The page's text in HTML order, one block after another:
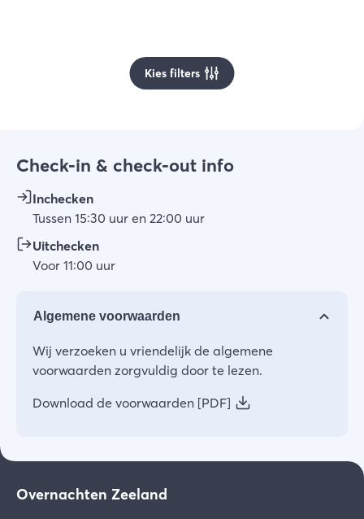
Kies filters
Check-in & check-out info
Inchecken
Tussen 15:30 uur en 22:00 uur
Uitchecken
Voor 11:00 uur
Algemene voorwaarden
Wij verzoeken u vriendelijk de algemene
voorwaarden zorgvuldig door te lezen.
Download de voorwaarden [PDF]
Overnachten Zeeland